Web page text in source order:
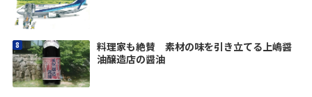
料理家も絶賛 素材の味を引き立てる上嶋醤
油醸造店の醤油